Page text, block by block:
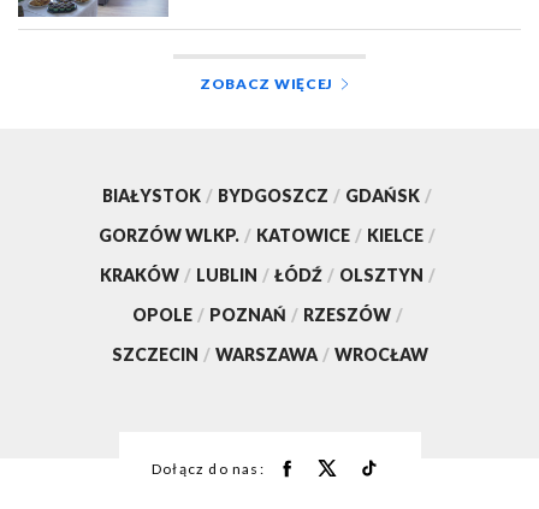
ZOBACZ WIĘCEJ
BIAŁYSTOK / BYDGOSZCZ / GDAŃSK /
GORZÓW WLKP. / KATOWICE / KIELCE /
KRAKÓW / LUBLIN / ŁÓDŹ / OLSZTYN /
OPOLE / POZNAŃ / RZESZÓW /
SZCZECIN / WARSZAWA / WROCŁAW
Dołącz do nas: